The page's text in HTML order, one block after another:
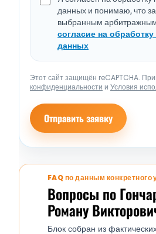
данных и понимаю, что
выбранным
согласие на
данных
Этот сайт защищён reCAPTCHA.
конфиденциальности и Условия
Отправить заявку
FAQ по данным
Вопросы по
Роману
Блок собран из